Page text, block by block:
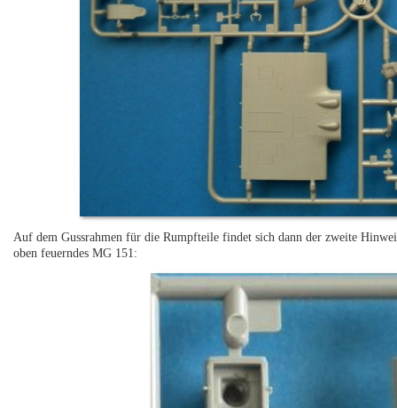
Auf dem Gussrahmen für die Rumpfteile findet sich dann der zweite
oben feuerndes MG 151: